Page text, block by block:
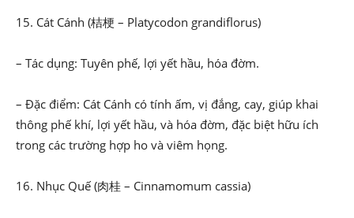
15. Cát Cánh (桔梗 – Platycodon grandiflorus)
– Tác dụng: Tuyên phế, lợi yết hầu, hóa đờm.
– Đặc điểm: Cát Cánh có tính ấm, vị đắng, cay, giúp khai
thông phế khí, lợi yết hầu, và hóa đờm, đặc biệt hữu ích
trong các trường hợp ho và viêm họng.
16. Nhục Quế (肉桂 – Cinnamomum cassia)